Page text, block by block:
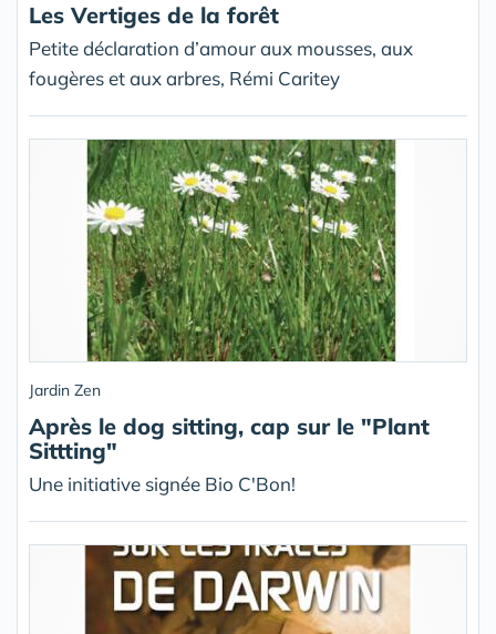
Les Vertiges de la forêt
Petite déclaration d’amour aux mousses, aux
fougères et aux arbres, Rémi Caritey
Jardin Zen
Après le dog sitting, cap sur le "Plant
Sittting"
Une initiative signée Bio C'Bon!